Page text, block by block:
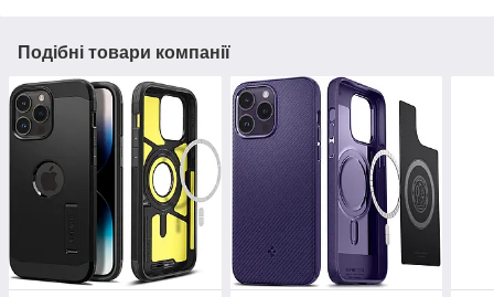
Подібні товари компанії